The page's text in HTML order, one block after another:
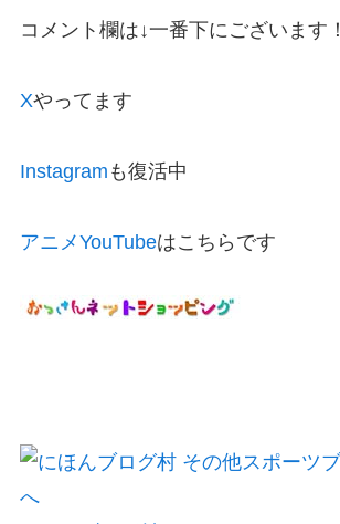
コメント欄は↓一番下にございます！
Xやってます
Instagram も復活中
アニメYouTubeはこちらです